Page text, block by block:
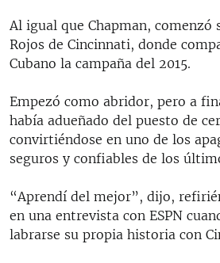
Al igual que Chapman, comenzó
Rojos de Cincinnati, donde
Cubano la campaña del 2015.
Empezó como abridor, pero a
había adueñado del puesto de
convirtiéndose en uno de los
seguros y confiables de los
“Aprendí del mejor”, dijo,
en una entrevista con ESPN
labrarse su propia historia con